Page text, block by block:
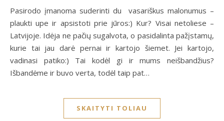
Pasirodo įmanoma suderinti du vasariškus malonumus –
plaukti upe ir apsistoti prie jūros:) Kur? Visai netoliese –
Latvijoje. Idėja ne pačių sugalvota, o pasidalinta pažįstamų,
kurie tai jau darė pernai ir kartojo šiemet. Jei kartojo,
vadinasi patiko:) Tai kodėl gi ir mums neišbandžius?
Išbandėme ir buvo verta, todėl taip pat…
SKAITYTI TOLIAU